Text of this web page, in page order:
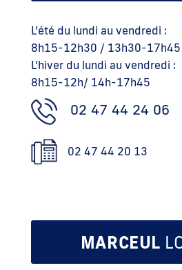
L’été du lundi au vendredi :
8h15-12h30 / 13h30-17h45
L’hiver du lundi au vendredi :
8h15-12h/ 14h-17h45
02 47 44 24 06
02 47 44 20 13
MARCEUL